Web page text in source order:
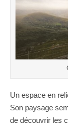
Un espace en
Son paysage
de découvrir les